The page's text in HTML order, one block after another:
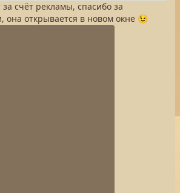
счёт рекламы, спасибо за
она открывается в новом окне 😉